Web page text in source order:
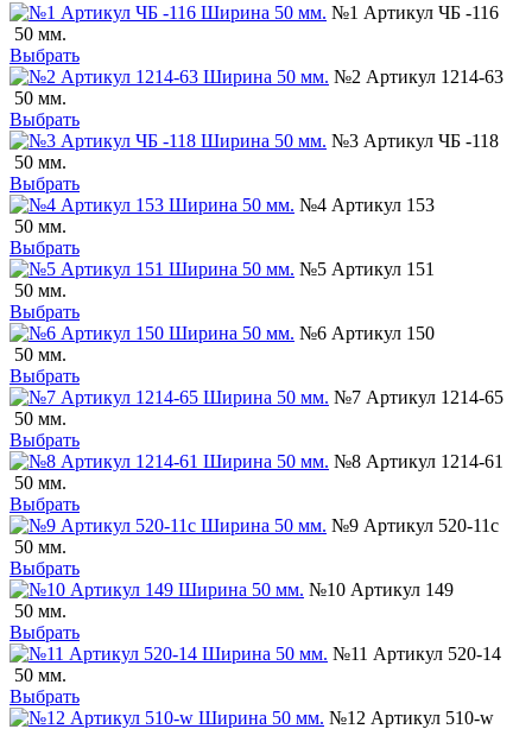
№1 Артикул ЧБ -116
50 мм.
Выбрать
№2 Артикул 1214-63
50 мм.
Выбрать
№3 Артикул ЧБ -118
50 мм.
Выбрать
№4 Артикул 153
50 мм.
Выбрать
№5 Артикул 151
50 мм.
Выбрать
№6 Артикул 150
50 мм.
Выбрать
№7 Артикул 1214-65
50 мм.
Выбрать
№8 Артикул 1214-61
50 мм.
Выбрать
№9 Артикул 520-11с
50 мм.
Выбрать
№10 Артикул 149
50 мм.
Выбрать
№11 Артикул 520-14
50 мм.
Выбрать
№12 Артикул 510-w